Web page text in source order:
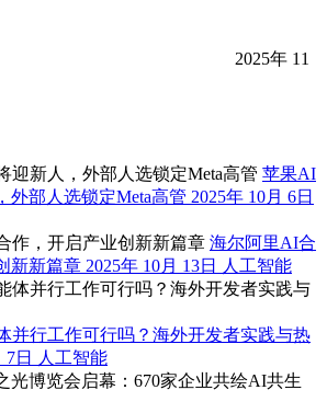
2025年 11
苹果AI
外部人选锁定Meta高管 2025年 10月 6日
海尔阿里AI合
新新篇章 2025年 10月 13日 人工智能
并行工作可行吗？海外开发者实践与热
7日 人工智能